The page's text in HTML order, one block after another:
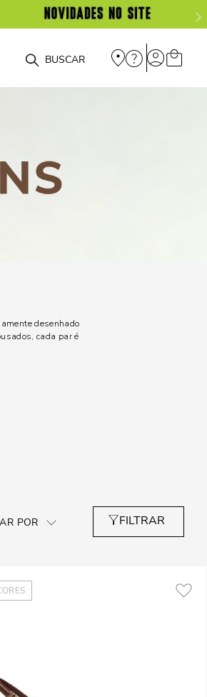
desenhado
cada par é